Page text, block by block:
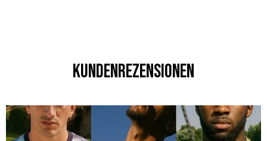
Kundenrezensionen